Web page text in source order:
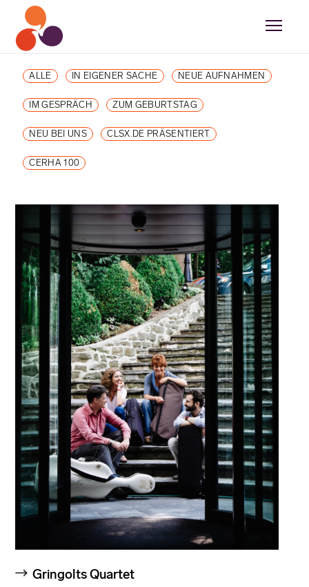
ALLE IN EIGENER SACHE NEUE AUFNAHMEN
IM GESPRÄCH ZUM GEBURTSTAG
NEU BEI UNS CLSX.DE PRÄSENTIERT
CERHA 100
Gringolts Quartet